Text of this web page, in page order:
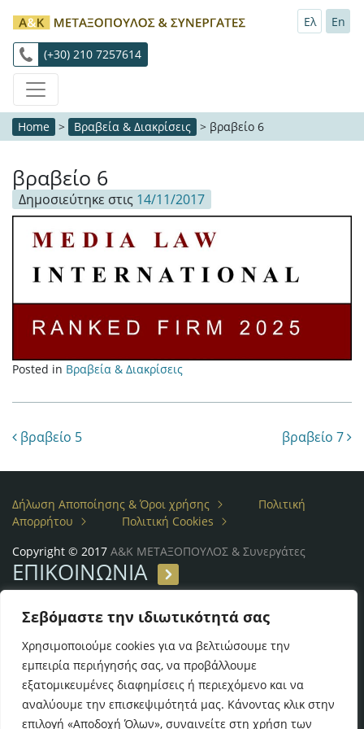
Σεβόμαστε την ιδιωτικότητά σας
Χρησιμοποιούμε cookies για να βελτιώσουμε την
εμπειρία περιήγησής σας, να προβάλλουμε
εξατομικευμένες διαφημίσεις ή περιεχόμενο και να
αναλύουμε την επισκεψιμότητά μας. Κάνοντας κλικ στην
επιλογή «Αποδοχή Όλων», συναινείτε στη χρήση των
(+30) 210 7257614
Ελ En
Home > Βραβεία & Διακρίσεις > βραβείο 6
βραβείο 6
Δημοσιεύτηκε στις 14/11/2017
Posted in Βραβεία & Διακρίσεις
Post navigation
βραβείο 5 βραβείο 7
Δήλωση Αποποίησης & Όροι χρήσης
Πολιτική
Απορρήτου
Πολιτική Cookies
Copyright © 2017 Α&Κ ΜΕΤΑΞΟΠΟΥΛΟΣ & Συνεργάτες
ΕΠΙΚΟΙΝΩΝΙΑ
Τηλ: (+30) 210 7257614, 7257611
Fax: (+30) 210 7297610
email:metaxopoulos@metaxopouloslaw.gr